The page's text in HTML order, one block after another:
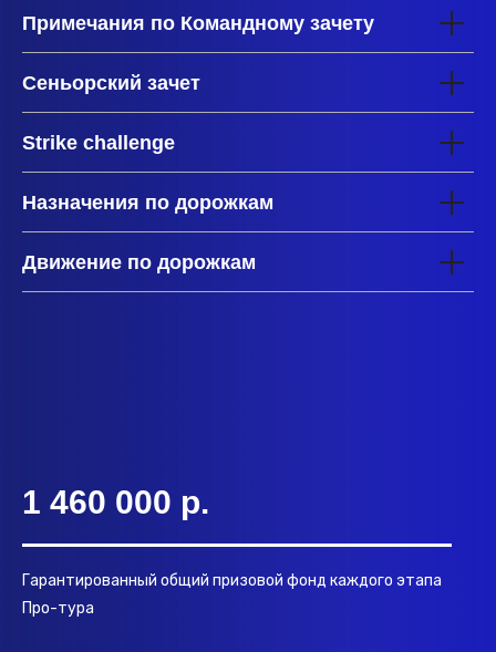
Примечания по Командному зачету
Сеньорский зачет
Strike challenge
Назначения по дорожкам
Движение по дорожкам
1 460 000 р.
Гарантированный общий призовой фонд каждого этапа
Про-тура